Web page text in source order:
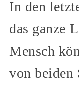
In den
das ganze
Mensch
von beiden